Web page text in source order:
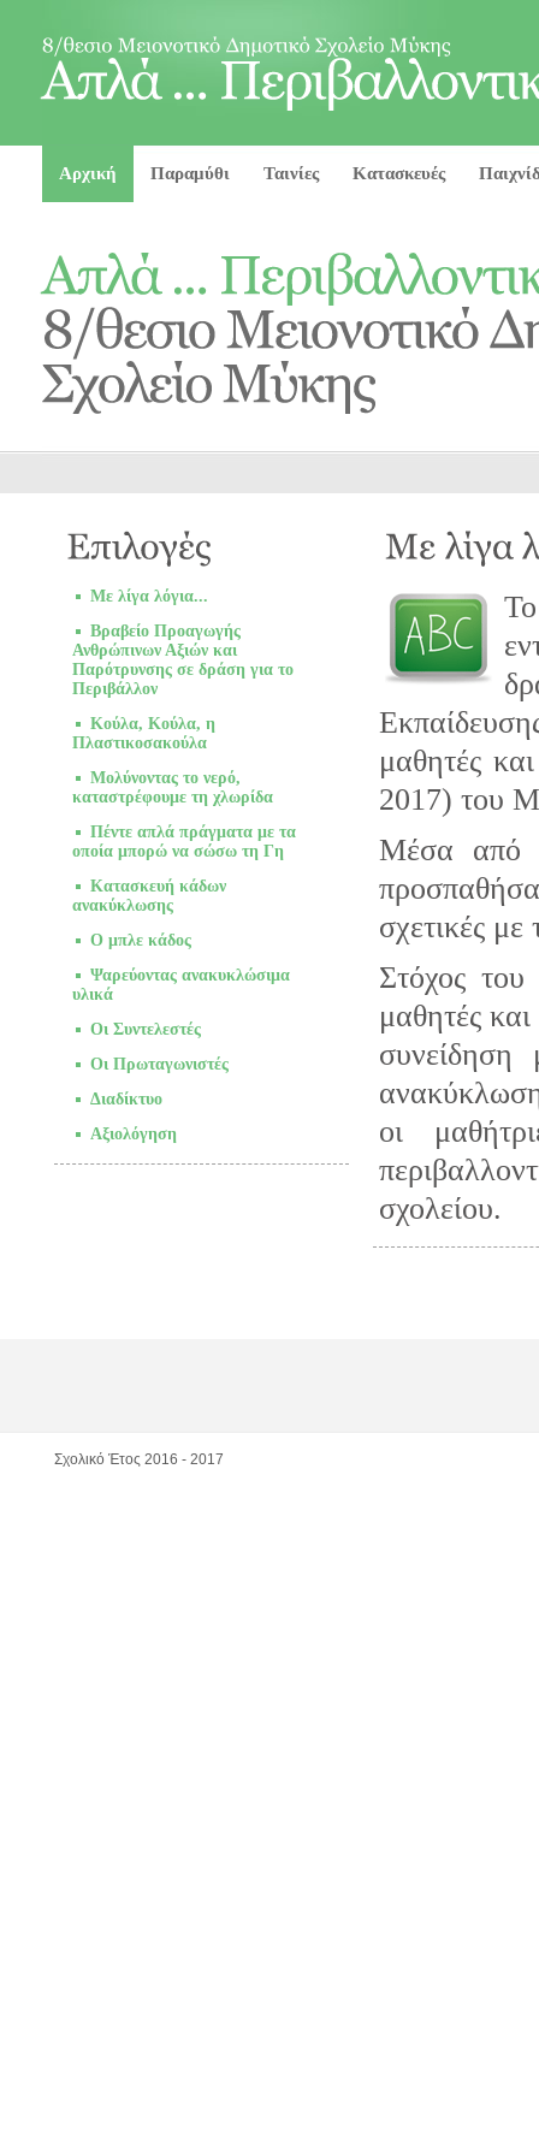
Αρχική Παραμύθι Ταινίες Κατασκευές
μαθητές
2017) του
Μέσα από
σχετικές
Στόχος του
μαθητές
συνείδηση
οι
σχολείου.
Με λίγα λόγια...
Βραβείο Προαγωγής
Ανθρώπινων Αξιών και
Παρότρυνσης σε δράση για το
Περιβάλλον
Κούλα, Κούλα, η
Πλαστικοσακούλα
Μολύνοντας το νερό,
καταστρέφουμε τη χλωρίδα
Πέντε απλά πράγματα με τα
οποία μπορώ να σώσω τη Γη
Κατασκευή κάδων
ανακύκλωσης
Ο μπλε κάδος
Ψαρεύοντας ανακυκλώσιμα
υλικά
Οι Συντελεστές
Οι Πρωταγωνιστές
Διαδίκτυο
Αξιολόγηση
Σχολικό Έτος 2016 - 2017